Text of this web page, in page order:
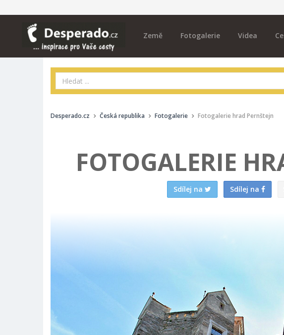
Země Fotogalerie Videa
Desperado.cz Česká republika Fotogalerie Fotogalerie hrad Pernštejn
FOTOGALERIE
Sdílej na Sdílej na